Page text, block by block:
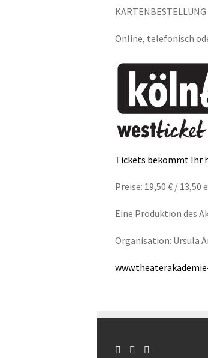
KARTENBESTELLUNG
Online, telefonisch
Tickets bekommt Ihr
Preise: 19,50 € / 13,50
Eine Produktion des
Organisation: Ursula